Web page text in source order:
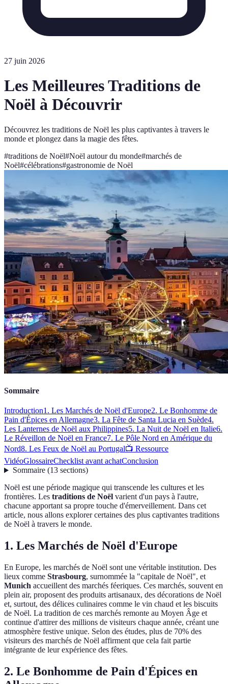
27 juin 2026
Les Meilleures Traditions de
Noël à Découvrir
Découvrez les traditions de Noël les plus captivantes à travers le
monde et plongez dans la magie des fêtes.
#traditions de Noël#Noël autour du monde#marchés de
Noël#célébrations#gastronomie de Noël
Sommaire
Introduction1. Les Marchés de Noël d'Europe2. Le Bonhomme de
Pain d'Épices en Allemagne3. La Fête de Santa Lucia en Suède4.
Les Lanternes de Noël aux Philippines5. La Nuit de Noël en Italie6.
Le Réveillon de Noël en France7. Le Pôle Nord en Amérique du
Nord8. Les Feux de Noël au Portugal📺 Ressource
VidéoGlossaireChecklist avant achatConclusion
Sommaire(13 sections)
Noël est une période magique qui transcende les cultures et les
frontières. Les traditions de Noël varient d'un pays à l'autre,
chacune apportant sa propre touche d'émerveillement. Dans cet
article, nous allons explorer certaines des plus captivantes traditions
de Noël à travers le monde.
1. Les Marchés de Noël d'Europe
En Europe, les marchés de Noël sont une véritable institution. Des
lieux comme Strasbourg, surnommée la "capitale de Noël", et
Munich accueillent des marchés féeriques. Ces marchés, souvent en
plein air, proposent des produits artisanaux, des décorations de Noël
et, surtout, des délices culinaires comme le vin chaud et les biscuits
de Noël. La tradition de ces marchés remonte au Moyen Âge et
continue d'attirer des millions de visiteurs chaque année, créant une
atmosphère festive unique. Selon des études, plus de 70% des
visiteurs des marchés de Noël affirment que cela fait partie
intégrante de leur expérience des fêtes.
2. Le Bonhomme de Pain d'Épices en